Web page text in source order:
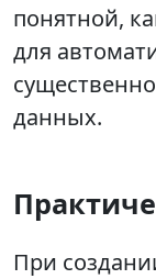
понятной,
для
данных.
При